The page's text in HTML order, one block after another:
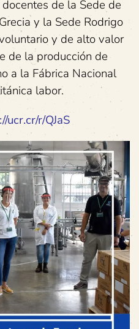
de la Sede de
y la Sede Rodrigo
y de alto valor
de la producción de
a la Fábrica Nacional
labor.
ucr.cr/r/QJaS